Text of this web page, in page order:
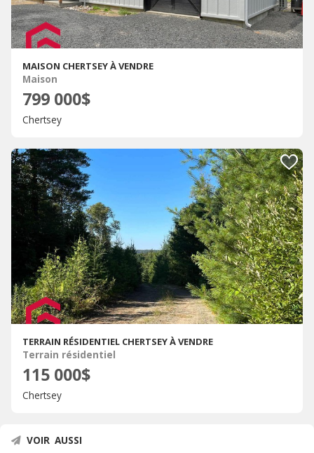
MAISON CHERTSEY À VENDRE
Maison
799 000$
Chertsey
TERRAIN RÉSIDENTIEL CHERTSEY À VENDRE
Terrain résidentiel
115 000$
Chertsey
VOIR AUSSI